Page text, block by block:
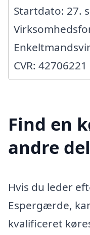
Startdato: 27.
CVR: 42706221
Find en
andre
Hvis du leder
Espergærde,
kvalificeret